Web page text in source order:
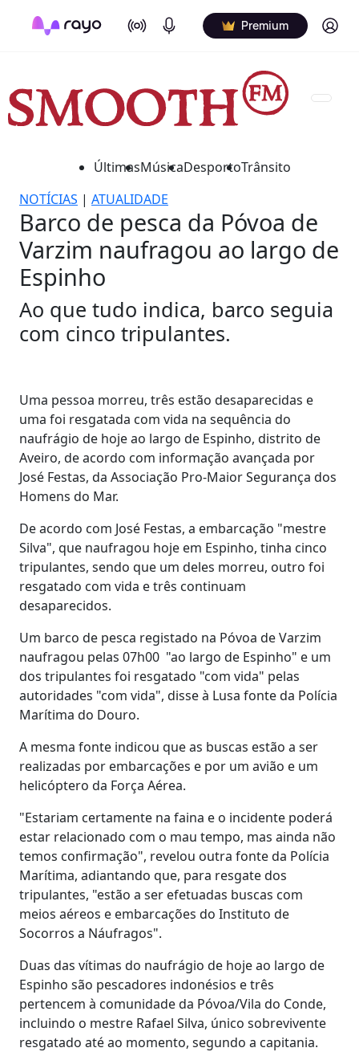
On Air Podcasts Premium Log in
ÚltimasMúsicaDesportoTrânsito
NOTÍCIAS | ATUALIDADE
Barco de pesca da Póvoa de
Varzim naufragou ao largo de
Espinho
Ao que tudo indica, barco seguia
com cinco tripulantes.
Uma pessoa morreu, três estão desaparecidas e
uma foi resgatada com vida na sequência do
naufrágio de hoje ao largo de Espinho, distrito de
Aveiro, de acordo com informação avançada por
José Festas, da Associação Pro-Maior Segurança dos
Homens do Mar.
De acordo com José Festas, a embarcação "mestre
Silva", que naufragou hoje em Espinho, tinha cinco
tripulantes, sendo que um deles morreu, outro foi
resgatado com vida e três continuam
desaparecidos.
Um barco de pesca registado na Póvoa de Varzim
naufragou pelas 07h00 "ao largo de Espinho" e um
dos tripulantes foi resgatado "com vida" pelas
autoridades "com vida", disse à Lusa fonte da Polícia
Marítima do Douro.
A mesma fonte indicou que as buscas estão a ser
realizadas por embarcações e por um avião e um
helicóptero da Força Aérea.
"Estariam certamente na faina e o incidente poderá
estar relacionado com o mau tempo, mas ainda não
temos confirmação", revelou outra fonte da Polícia
Marítima, adiantando que, para resgate dos
tripulantes, "estão a ser efetuadas buscas com
meios aéreos e embarcações do Instituto de
Socorros a Náufragos".
Duas das vítimas do naufrágio de hoje ao largo de
Espinho são pescadores indonésios e três
pertencem à comunidade da Póvoa/Vila do Conde,
incluindo o mestre Rafael Silva, único sobrevivente
resgatado até ao momento, segundo a capitania.